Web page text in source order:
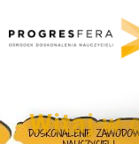
Witaj w